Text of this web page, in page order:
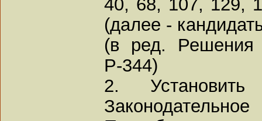
(далее -
(в ред.
Р-344)
2.